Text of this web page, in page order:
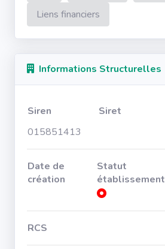
Liens financiers
Informations Structurelles
Siren Siret
015851413
Date de
création
Statut
établissement
RCS